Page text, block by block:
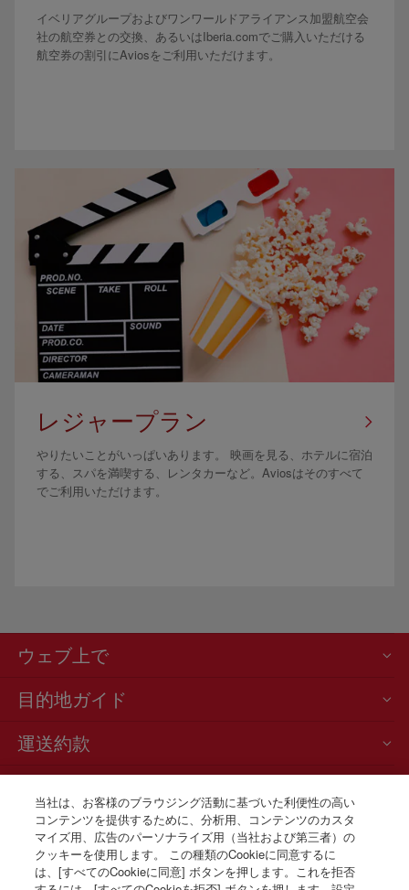
イベリアグループおよびワンワールドアライアンス加盟航空会
社の航空券との交換、あるいはIberia.comでご購入いただける
航空券の割引にAviosをご利用いただけます。
レジャープラン
やりたいことがいっぱいあります。 映画を見る、ホテルに宿泊
する、スパを満喫する、レンタカーなど。Aviosはそのすべて
でご利用いただけます。
ウェブ上で
目的地ガイド
運送約款
お電話での航空券販売
+81 0 3 3298 5238
Tokio
当社は、お客様のブラウジング活動に基づいた利便性の高い
コンテンツを提供するために、分析用、コンテンツのカスタ
マイズ用、広告のパーソナライズ用（当社および第三者）の
クッキーを使用します。 この種類のCookieに同意するに
は、[すべてのCookieに同意] ボタンを押します。これを拒否